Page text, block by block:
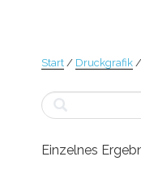
Start / Druckgrafik /
Einzelnes